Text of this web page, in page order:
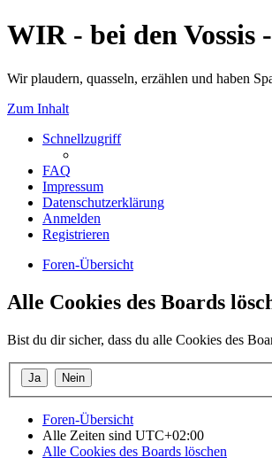
WIR - bei den
Wir plaudern, quasseln, erzählen und haben
Zum Inhalt
Schnellzugriff
FAQ
Impressum
Datenschutzerklärung
Anmelden
Registrieren
Foren-Übersicht
Alle Cookies des Boards
Bist du dir sicher, dass du alle Cookies des
Foren-Übersicht
Alle Zeiten sind UTC+02:00
Alle Cookies des Boards löschen